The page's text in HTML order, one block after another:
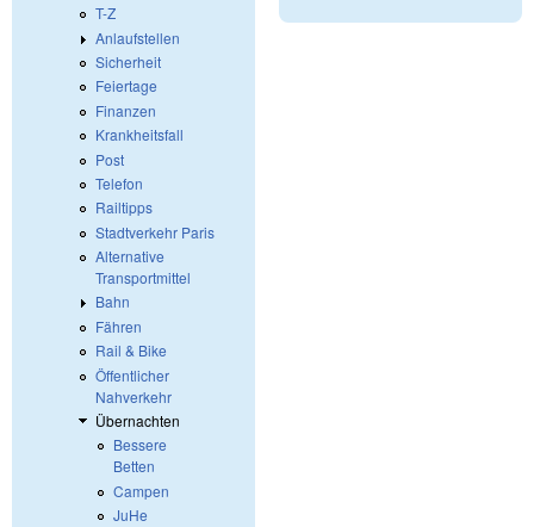
T-Z
Anlaufstellen
Sicherheit
Feiertage
Finanzen
Krankheitsfall
Post
Telefon
Railtipps
Stadtverkehr Paris
Alternative
Transportmittel
Bahn
Fähren
Rail & Bike
Öffentlicher
Nahverkehr
Übernachten
Bessere
Betten
Campen
JuHe